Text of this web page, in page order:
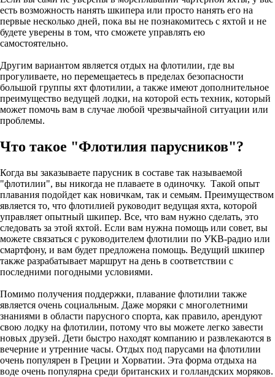
есть возможность нанять шкипера или просто нанять его на
первые несколько дней, пока вы не познакомитесь с яхтой и не
будете уверены в том, что сможете управлять ею
самостоятельно.
Другим вариантом является отдых на флотилии, где вы
прогуливаете, но перемещаетесь в пределах безопасности
большой группы яхт флотилии, а также имеют дополнительное
преимущество ведущей лодки, на которой есть техник, который
может помочь вам в случае любой чрезвычайной ситуации или
проблемы.
Что такое "Флотилия парусников"?
Когда вы заказываете парусник в составе так называемой
"флотилии", вы никогда не плаваете в одиночку. Такой опыт
плавания подойдет как новичкам, так и семьям. Преимуществом
является то, что флотилией руководит ведущая яхта, которой
управляет опытный шкипер. Все, что вам нужно сделать, это
следовать за этой яхтой. Если вам нужна помощь или совет, вы
можете связаться с руководителем флотилии по УКВ-радио или
смартфону, и вам будет предложена помощь. Ведущий шкипер
также разрабатывает маршрут на день в соответствии с
последними погодными условиями.
Помимо получения поддержки, плавание флотилии также
является очень социальным. Даже моряки с многолетними
знаниями в области парусного спорта, как правило, арендуют
свою лодку на флотилии, потому что вы можете легко завести
новых друзей. Дети быстро находят компанию и развлекаются в
вечерние и утренние часы. Отдых под парусами на флотилии
очень популярен в Греции и Хорватии. Эта форма отдыха на
воде очень популярна среди британских и голландских моряков.